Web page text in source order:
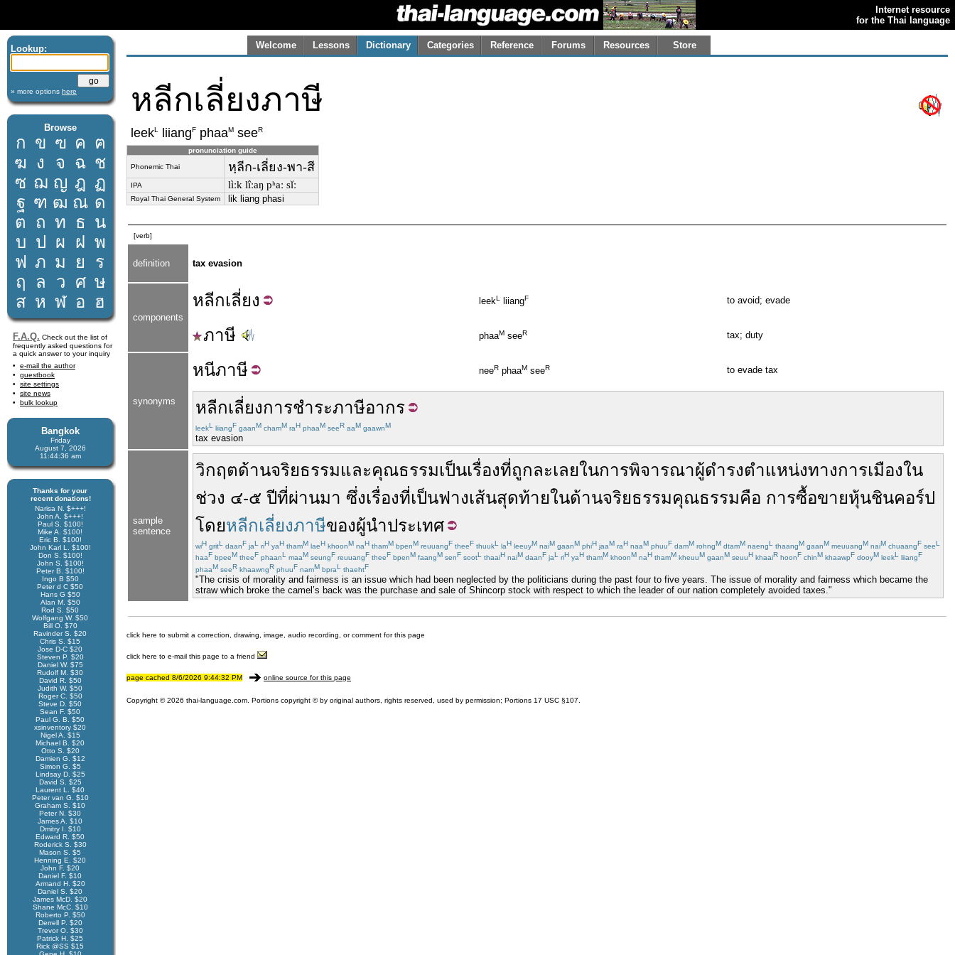
Internet resource
for the Thai language
Lookup:
» more options here
Browse
ก ข ฃ ค ฅ
ฆ ง จ ฉ ช
ซ ฌ ญ ฎ ฏ
ฐ ฑ ฒ ณ ด
ต ถ ท ธ น
บ ป ผ ฝ พ
ฟ ภ ม ย
ร
ฤ
ล ว ศ ษ
ส ห ฬ อ ฮ
F.A.Q. Check out the list of
frequently asked questions for
a quick answer to your inquiry
e-mail the author
guestbook
site settings
site news
bulk lookup
Bangkok
Friday
August 7, 2026
11:44:37 am
Thanks for your
recent donations!
Narisa N. $+++!
John A. $+++!
Paul S. $100!
Mike A. $100!
Eric B. $100!
John Karl L. $100!
Don S. $100!
John S. $100!
Peter B. $100!
Ingo B $50
Peter d C $50
Hans G $50
Alan M. $50
Rod S. $50
Wolfgang W. $50
Bill O. $70
Ravinder S. $20
Chris S. $15
Jose D-C $20
Steven P. $20
Daniel W. $75
Rudolf M. $30
David R. $50
Judith W. $50
Roger C. $50
Steve D. $50
Sean F. $50
Paul G. B. $50
xsinventory $20
Nigel A. $15
Michael B. $20
Otto S. $20
Damien G. $12
Simon G. $5
Lindsay D. $25
David S. $25
Laurent L. $40
Peter van G. $10
Graham S. $10
Peter N. $30
James A. $10
Dmitry I. $10
Edward R. $50
Roderick S. $30
Mason S. $5
Henning E. $20
John F. $20
Daniel F. $10
Armand H. $20
Daniel S. $20
James McD. $20
Shane McC. $10
Roberto P. $50
Derrell P. $20
Trevor O. $30
Patrick H. $25
Rick @SS $15
Welcome Lessons Dictionary Categories Reference Forums Resources Store
หลีกเลี่ยงภาษี
leekL liiangF phaaM seeR
pronunciation guide
Phonemic Thai หฺลีก-เลี่ยง-พา-สี
IPA lìːk lîːaŋ pʰaː sǐː
Royal Thai General System lik liang phasi
[verb]
definition tax evasion
components
หลีกเลี่ยง leekL liiangF to avoid; evade
ภาษี phaaM seeR tax; duty
synonyms
หนีภาษี neeR phaaM seeR to evade tax
หลีกเลี่ยงการชำระภาษีอากร
leekL liiangF gaanM chamM raH phaaM seeR aaM gaawnM
tax evasion
sample
sentence
วิกฤตด้านจริยธรรมและคุณธรรมเป็นเรื่องที่ถูกละเลยในการพิจารณาผู้ดำรงตำแหน่งทางการเมืองใน
ช่วง ๔-๕ ปีที่ผ่านมา ซึ่งเรื่องที่เป็นฟางเส้นสุดท้ายในด้านจริยธรรมคุณธรรมคือ การซื้อขายหุ้นชินคอร์ป
โดยหลีกเลี่ยงภาษีของผู้นำประเทศ
wiH gritL daanF jaL riH yaH thamM laeH khoonM naH thamM bpenM reuuangF theeF thuukL laH leeuyM naiM gaanM phiH jaaM raH naaM phuuF damM rohngM dtamM naengL thaangM gaanM meuuangM naiM chuaangF seeL
haaF bpeeM theeF phaanL maaM seungF reuuangF theeF bpenM faangM senF sootL thaaiH naiM daanF jaL riH yaH thamM khoonM naH thamM kheuuM gaanM seuuH khaaiR hoonF chinM khaawpF dooyM leekL liiangF
phaaM seeR khaawngR phuuF namM bpraL thaehtF
"The crisis of morality and fairness is an issue which had been neglected by the politicians during the past four to five years. The issue of morality and fairness which became the
straw which broke the camel’s back was the purchase and sale of Shincorp stock with respect to which the leader of our nation completely avoided taxes."
click here to submit a correction, drawing, image, audio recording, or comment for this page
click here to e-mail this page to a friend
page cached 8/6/2026 9:44:32 PM online source for this page
Copyright © 2026 thai-language.com. Portions copyright © by original authors, rights reserved, used by permission; Portions 17 USC §107